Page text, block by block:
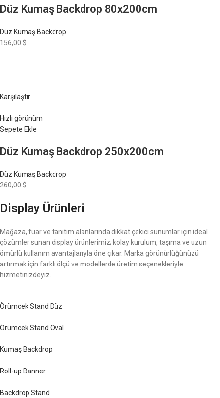
Düz Kumaş Backdrop 80x200cm
Düz Kumaş Backdrop
156,00 $
Karşılaştır
Hızlı görünüm
Sepete Ekle
Düz Kumaş Backdrop 250x200cm
Düz Kumaş Backdrop
260,00 $
Display Ürünleri
Mağaza, fuar ve tanıtım alanlarında dikkat çekici sunumlar için ideal
çözümler sunan display ürünlerimiz; kolay kurulum, taşıma ve uzun
ömürlü kullanım avantajlarıyla öne çıkar. Marka görünürlüğünüzü
artırmak için farklı ölçü ve modellerde üretim seçenekleriyle
hizmetinizdeyiz.
Örümcek Stand Düz
Örümcek Stand Oval
Kumaş Backdrop
Roll-up Banner
Backdrop Stand